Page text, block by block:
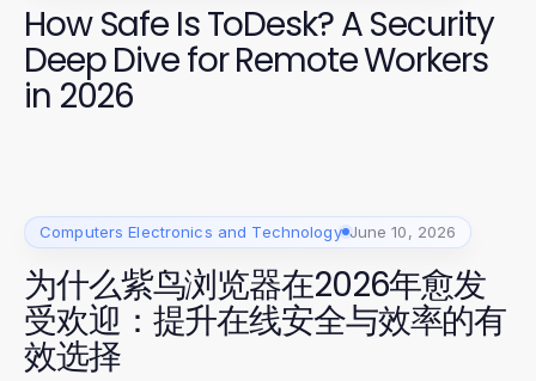
How Safe Is ToDesk? A Security
Deep Dive for Remote Workers
in 2026
Computers Electronics and Technology June 10, 2026
为什么紫鸟浏览器在2026年愈发
受欢迎：提升在线安全与效率的有
效选择